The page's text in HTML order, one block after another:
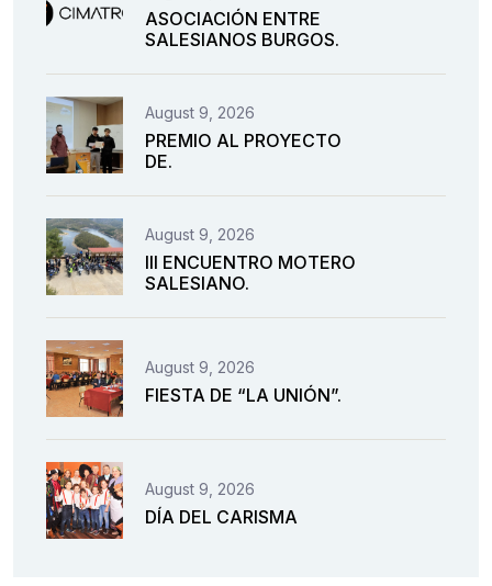
ASOCIACIÓN ENTRE
SALESIANOS BURGOS.
August 9, 2026
PREMIO AL PROYECTO
DE.
August 9, 2026
III ENCUENTRO MOTERO
SALESIANO.
August 9, 2026
FIESTA DE “LA UNIÓN”.
August 9, 2026
DÍA DEL CARISMA